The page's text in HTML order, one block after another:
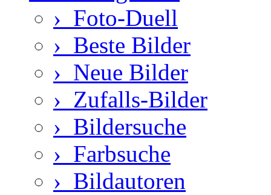
› Foto-Duell
› Beste Bilder
› Neue Bilder
› Zufalls-Bilder
› Bildersuche
› Farbsuche
› Bildautoren